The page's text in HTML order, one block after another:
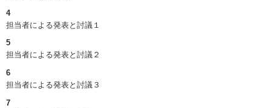
4
担当者による発表と討議１
5
担当者による発表と討議２
6
担当者による発表と討議３
7